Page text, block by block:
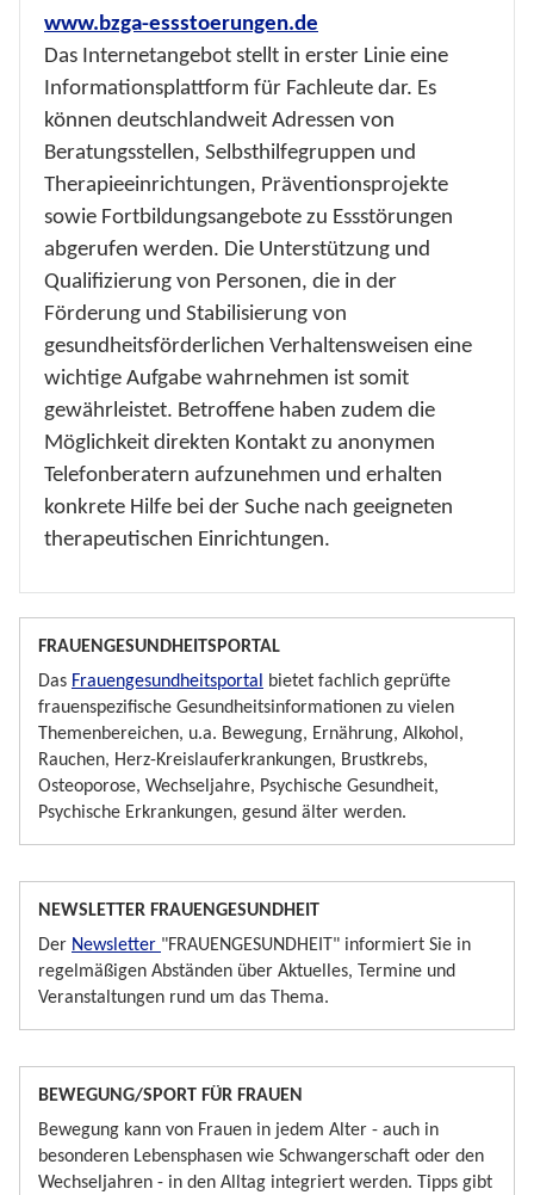
www.bzga-essstoerungen.de
Das Internetangebot stellt in erster Linie eine
Informationsplattform für Fachleute dar. Es
können deutschlandweit Adressen von
Beratungsstellen, Selbsthilfegruppen und
Therapieeinrichtungen, Präventionsprojekte
sowie Fortbildungsangebote zu Essstörungen
abgerufen werden. Die Unterstützung und
Qualifizierung von Personen, die in der
Förderung und Stabilisierung von
gesundheitsförderlichen Verhaltensweisen eine
wichtige Aufgabe wahrnehmen ist somit
gewährleistet. Betroffene haben zudem die
Möglichkeit direkten Kontakt zu anonymen
Telefonberatern aufzunehmen und erhalten
konkrete Hilfe bei der Suche nach geeigneten
therapeutischen Einrichtungen.
FRAUENGESUNDHEITSPORTAL
Das Frauengesundheitsportal bietet fachlich geprüfte
frauenspezifische Gesundheitsinformationen zu vielen
Themenbereichen, u.a. Bewegung, Ernährung, Alkohol,
Rauchen, Herz-Kreislauferkrankungen, Brustkrebs,
Osteoporose, Wechseljahre, Psychische Gesundheit,
Psychische Erkrankungen, gesund älter werden.
NEWSLETTER FRAUENGESUNDHEIT
Der Newsletter "FRAUENGESUNDHEIT" informiert Sie in
regelmäßigen Abständen über Aktuelles, Termine und
Veranstaltungen rund um das Thema.
BEWEGUNG/SPORT FÜR FRAUEN
Bewegung kann von Frauen in jedem Alter - auch in
besonderen Lebensphasen wie Schwangerschaft oder den
Wechseljahren - in den Alltag integriert werden. Tipps gibt